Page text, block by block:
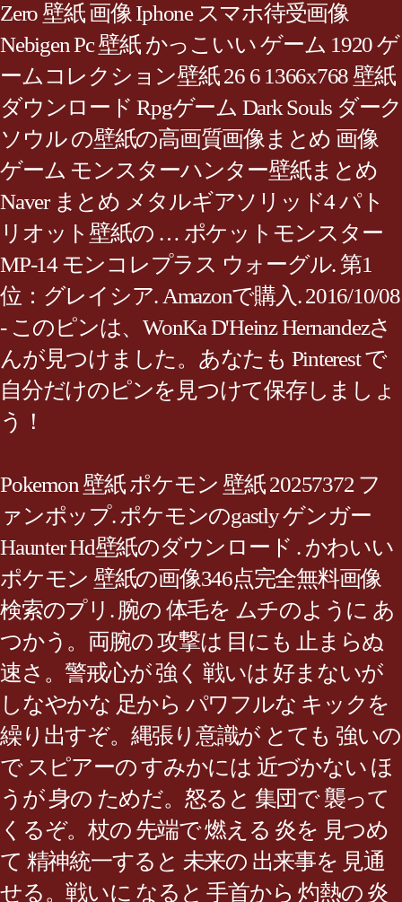
Zero 壁紙 画像 Iphone スマホ待受画像
Nebigen Pc 壁紙 かっこいい ゲーム 1920 ゲ
ームコレクション壁紙 26 6 1366x768 壁紙
ダウンロード Rpgゲーム Dark Souls ダーク
ソウル の壁紙の高画質画像まとめ 画像
ゲーム モンスターハンター壁紙まとめ
Naver まとめ メタルギアソリッド4 パト
リオット壁紙の … ポケットモンスター
MP-14 モンコレプラス ウォーグル. 第1
位：グレイシア. Amazonで購入. 2016/10/08
- このピンは、WonKa D'Heinz Hernandezさ
んが見つけました。あなたも Pinterest で
自分だけのピンを見つけて保存しましょ
う！
Pokemon 壁紙 ポケモン 壁紙 20257372 フ
ァンポップ. ポケモンのgastly ゲンガー
Haunter Hd壁紙のダウンロード . かわいい
ポケモン 壁紙の画像346点完全無料画像
検索のプリ. 腕の 体毛を ムチのように あ
つかう。両腕の 攻撃は 目にも 止まらぬ
速さ。警戒心が 強く 戦いは 好まないが
しなやかな 足から パワフルな キックを
繰り出すぞ。縄張り意識が とても 強いの
で スピアーの すみかには 近づかない ほ
うが 身の ためだ。怒ると 集団で 襲って
くるぞ。杖の 先端で 燃える 炎を 見つめ
て 精神統一すると 未来の 出来事を 見通
せる。戦いに なると 手首から 灼熱の 炎